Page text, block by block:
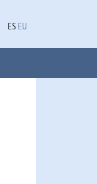
ES EU